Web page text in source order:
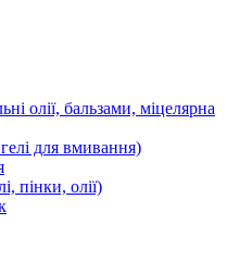
олії, бальзами, міцелярна
для вмивання)
пінки, олії)